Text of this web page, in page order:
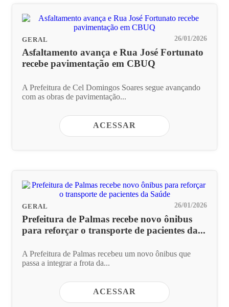
GERAL 26/01/2026
Asfaltamento avança e Rua José Fortunato
recebe pavimentação em CBUQ
A Prefeitura de Cel Domingos Soares segue avançando
com as obras de pavimentação...
ACESSAR
GERAL 26/01/2026
Prefeitura de Palmas recebe novo ônibus
para reforçar o transporte de pacientes da...
A Prefeitura de Palmas recebeu um novo ônibus que
passa a integrar a frota da...
ACESSAR